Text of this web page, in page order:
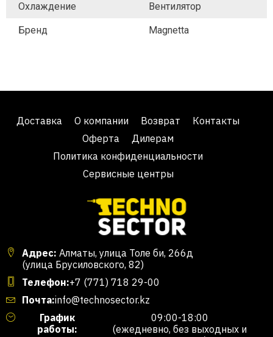
Охлаждение Вентилятор
Бренд Magnetta
Доставка О компании Возврат
Контакты
Оферта
Дилерам
Политика конфиденциальности
Сервисные центры
Адрес: Алматы, улица Толе би, 266д
(улица Брусиловского, 82)
Телефон:+7 (771) 718 29-00
Почта:info@technosector.kz
График
работы:
09:00-18:00
(ежедневно, без выходных и